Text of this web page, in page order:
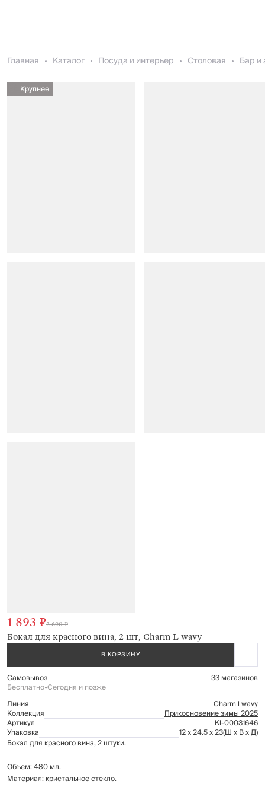
Главная Каталог Посуда и интерьер Столовая Бар и
Крупнее
Бокал для красного вина, 2 шт, Charm L wavy
1 893 ₽2 690 ₽
В КОРЗИНУ
Самовывоз 33 магазинов
Бесплатно•Сегодня и позже
Линия
Charm l wavy
Коллекция Прикосновение зимы 2025
Артикул Kl-00031646
Упаковка 12 x 24.5 x 23(Ш x В x Д)
Бокал для красного вина, 2 штуки.
Объем: 480 мл.
Материал: кристальное стекло.